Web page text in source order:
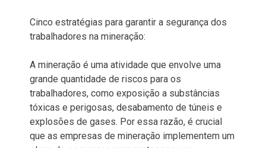
Cinco estratégias para garantir a segurança dos
trabalhadores na mineração:
A mineração é uma atividade que envolve uma
grande quantidade de riscos para os
trabalhadores, como exposição a substâncias
tóxicas e perigosas, desabamento de túneis e
explosões de gases. Por essa razão, é crucial
que as empresas de mineração implementem um